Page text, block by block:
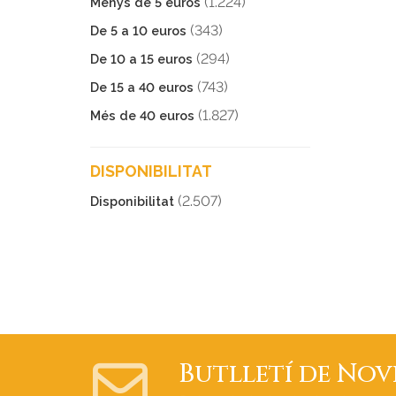
De 5 a 10 euros (343)
De 10 a 15 euros (294)
De 15 a 40 euros (743)
Més de 40 euros (1.827)
DISPONIBILITAT
Disponibilitat (2.507)
Butlletí de